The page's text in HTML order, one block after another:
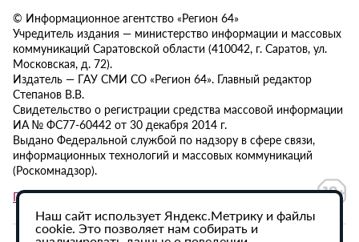
© Информационное агентство «Регион 64»
Учредитель издания — министерство информации и массовых
коммуникаций Саратовской области (410042, г. Саратов, ул.
Московская, д. 72).
Издатель — ГАУ СМИ СО «Регион 64». Главный редактор
Степанов В.В.
Свидетельство о регистрации средства массовой информации
ИА № ФС77-60442 от 30 декабря 2014 г.
Выдано Федеральной службой по надзору в сфере связи,
информационных технологий и массовых коммуникаций
(Роскомнадзор).
Политика в отношении обработки персональных данных
Наш сайт использует Яндекс.Метрику и файлы
cookie. Это позволяет нам собирать и